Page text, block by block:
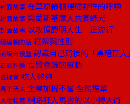
封面故事 在草原帳棚裡聽野性的呼喚
封面故事 與愛斯基摩人共賞綠光
封面故事 以攻頂證明人生 正流行
總編輯的話 框架與性別
商場自慢塾 認識自己背後的「黑暗巨人」
石頭評論 世貿會議的感動
去梯言 吃人夠夠
馬丁沃夫 企業加稅不當 全民埋單
人物特寫 網路狂人馬雲的以小搏大術